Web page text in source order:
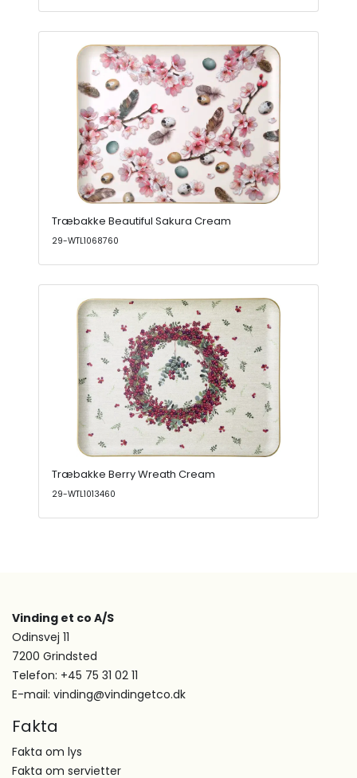
Træbakke Beautiful Sakura Cream
29-WTL1068760
Træbakke Berry Wreath Cream
29-WTL1013460
Vinding et co A/S
Odinsvej 11
7200 Grindsted
Telefon: +45 75 31 02 11
E-mail: vinding@vindingetco.dk
Fakta
Fakta om lys
Fakta om servietter